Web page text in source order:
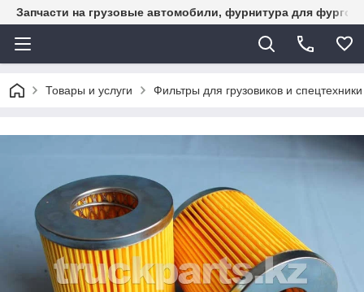
Запчасти на грузовые автомобили, фурнитура для
Товары и услуги Фильтры для грузовиков и спецтехники